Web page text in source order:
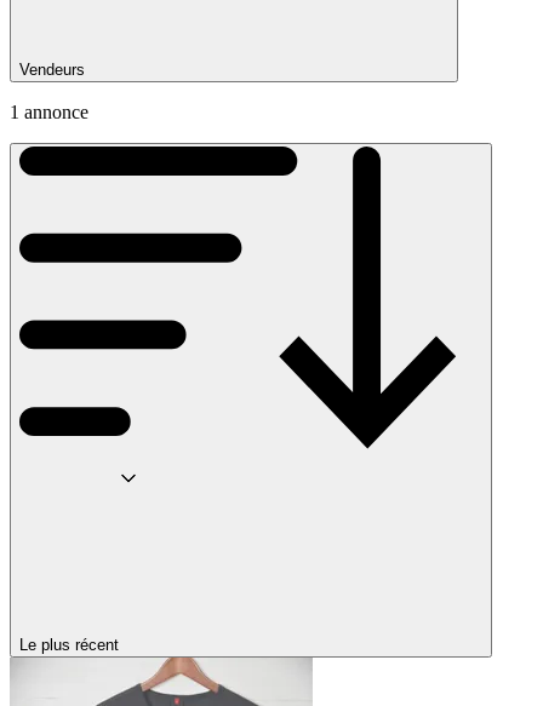
Vendeurs
1 annonce
Le plus récent